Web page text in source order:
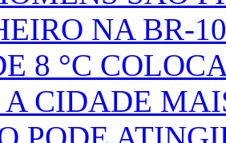
NA BR-
8 °C
A CIDADE